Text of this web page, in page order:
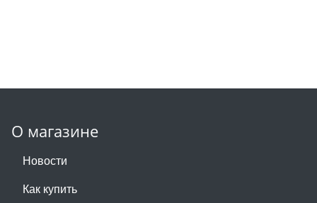
О магазине
Новости
Как купить